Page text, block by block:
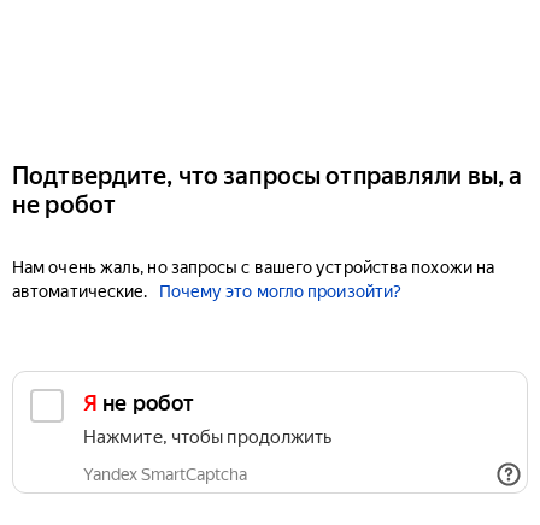
Подтвердите, что запросы отправляли вы, а
не робот
Нам очень жаль, но запросы с вашего устройства похожи на
автоматические.
Почему это могло произойти?
Я не робот
Нажмите, чтобы продолжить
Yandex SmartCaptcha